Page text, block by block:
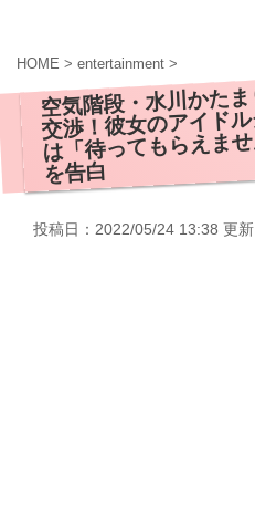
HOME > entertainment >
空気階段・水川かた
交渉！彼女のアイド
は「待ってもらえま
を告白
投稿日：2022/05/24 13:38 更新